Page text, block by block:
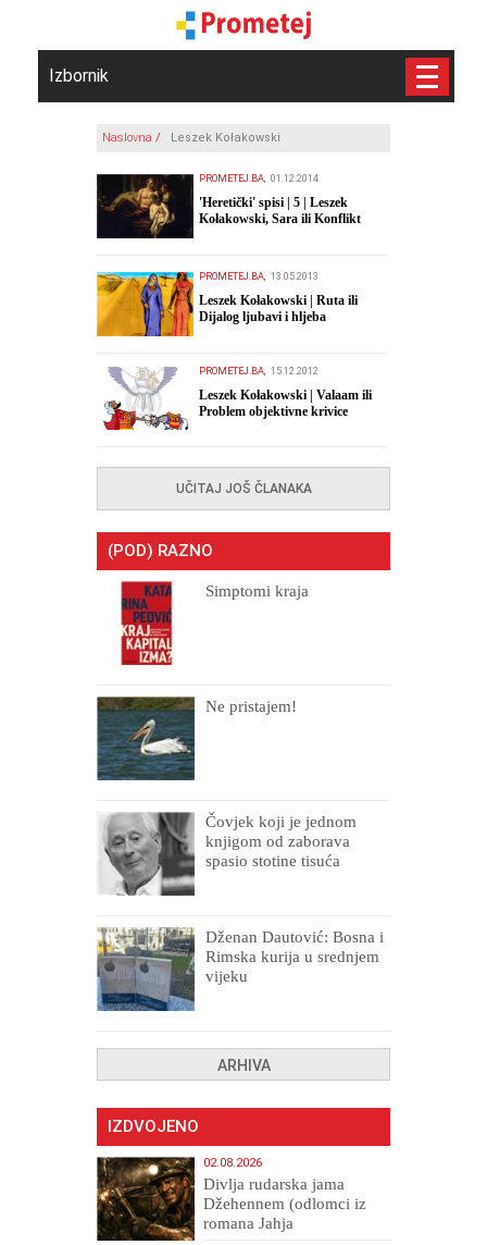
Izbornik
Naslovna / Leszek Kołakowski
PROMETEJ.BA, 01.12.2014
'Heretički' spisi | 5 | Leszek
Kołakowski, Sara ili Konflikt
PROMETEJ.BA, 13.05.2013
Leszek Kołakowski | Ruta ili
Dijalog ljubavi i hljeba
PROMETEJ.BA, 15.12.2012
Leszek Kołakowski | Valaam ili
Problem objektivne krivice
UČITAJ JOŠ ČLANAKA
(POD) RAZNO
Simptomi kraja
Ne pristajem!
Čovjek koji je jednom
knjigom od zaborava
spasio stotine tisuća
Dženan Dautović: Bosna i
Rimska kurija u srednjem
vijeku
ARHIVA
IZDVOJENO
02.08.2026
Divlja rudarska jama
Džehennem (odlomci iz
romana Jahja